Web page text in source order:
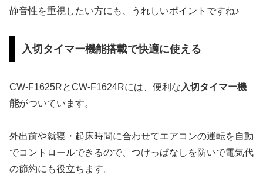
静音性を重視したい方にも、うれしいポイントですね♪
入切タイマー機能搭載で快適に使える
CW-F1625RとCW-F1624Rには、便利な 入切タイマー機
能がついています。
外出前や就寝・起床時間に合わせてエアコンの運転を自動
でコントロールできるので、つけっぱなしを防いで電気代
の節約にも役立ちます。